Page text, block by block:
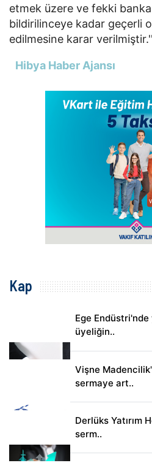
etmek üzere ve fekki
bildirilinceye kadar geçerli
edilmesine karar
Hibya Haber Ajansı
Kap
Ege
üyeliğin..
Vişne
sermaye art..
Derlüks Yatırım
serm..